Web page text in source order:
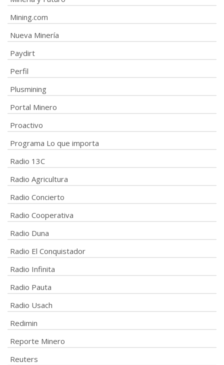
Mining.com
Nueva Minería
Paydirt
Perfil
Plusmining
Portal Minero
Proactivo
Programa Lo que importa
Radio 13C
Radio Agricultura
Radio Concierto
Radio Cooperativa
Radio Duna
Radio El Conquistador
Radio Infinita
Radio Pauta
Radio Usach
Redimin
Reporte Minero
Reuters